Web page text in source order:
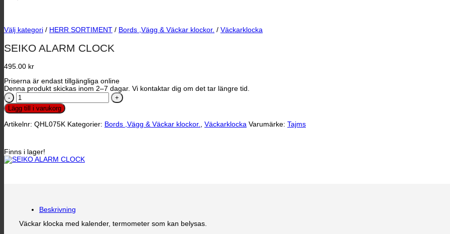
Välj kategori / HERR SORTIMENT / Bords ,Vägg & Väckar klockor. / Väckarklocka
SEIKO ALARM CLOCK
495.00 kr
Priserna är endast tillgängliga online
Denna produkt skickas inom 2–7 dagar. Vi kontaktar dig om det tar längre tid.
SEIKO
ALARM
CLOCK
Lägg till i varukorg
Artikelnr: QHL075K Kategorier: Bords ,Vägg & Väckar klockor. Väckarklocka Varumärke: Tajms
Finns i lager!
Beskrivning
Väckar klocka med kalender, termometer som kan belysas.